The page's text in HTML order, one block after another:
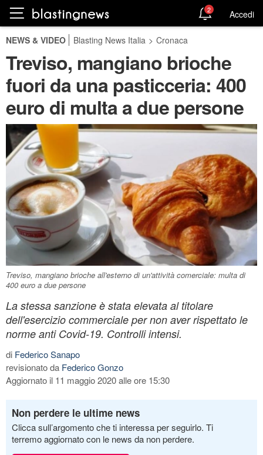
2 Accedi
NEWS & VIDEO Blasting News Italia > Cronaca
Treviso, mangiano brioche
fuori da una pasticceria: 400
euro di multa a due persone
Treviso, mangiano brioche all'esterno di un'attività comerciale: multa di
400 euro a due persone
La stessa sanzione è stata elevata al titolare
dell'esercizio commerciale per non aver rispettato le
norme anti Covid-19. Controlli intensi.
di Federico Sanapo
revisionato da Federico Gonzo
Aggiornato il 11 maggio 2020 alle ore 15:30
Non perdere le ultime news
Clicca sull’argomento che ti interessa per seguirlo. Ti
terremo aggiornato con le news da non perdere.